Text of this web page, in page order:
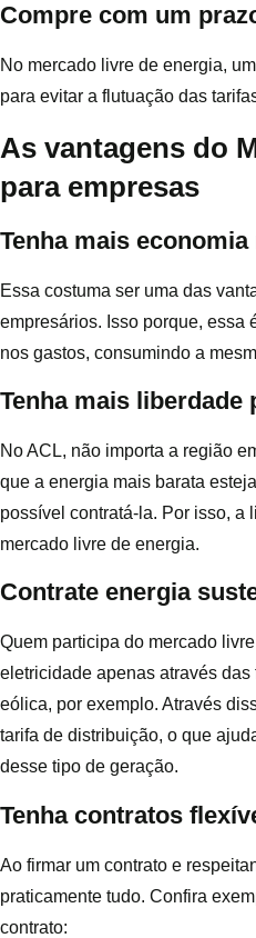
Compre com um
No mercado livre de energia,
para evitar a flutuação das
As vantagens do
para empresas
Tenha mais
Essa costuma ser uma das
empresários. Isso porque, essa
nos gastos, consumindo a
Tenha mais liberdade
No ACL, não importa a região
que a energia mais barata
possível contratá-la. Por isso, a
mercado livre de energia.
Contrate energia
Quem participa do mercado
eletricidade apenas através
eólica, por exemplo. Através
tarifa de distribuição, o que
desse tipo de geração.
Tenha contratos
Ao firmar um contrato e
praticamente tudo. Confira
contrato: